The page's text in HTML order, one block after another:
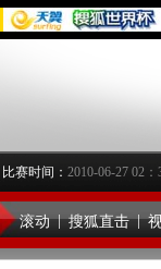
比赛时间： 2010-06-27 02：
滚动 | 搜狐直击 |